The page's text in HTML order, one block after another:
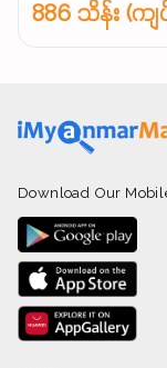
886 သိန်း (ကျ
Download Our